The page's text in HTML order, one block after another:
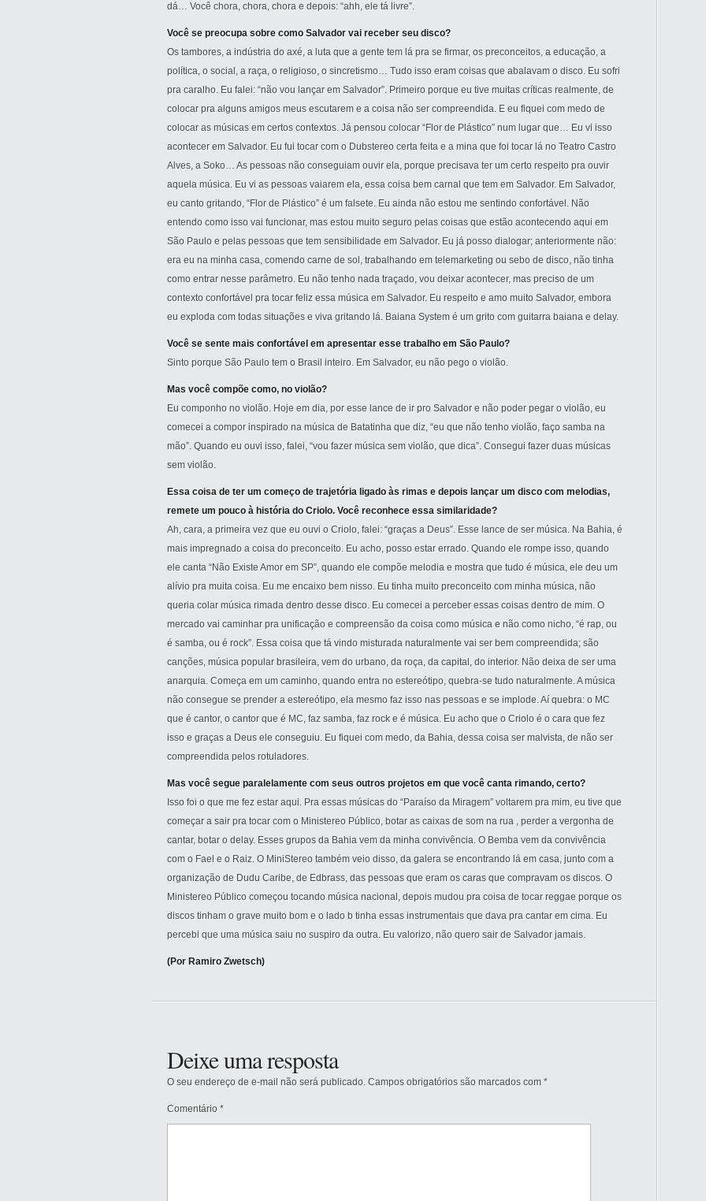
dá… Você chora, chora, chora e depois: “ahh, ele tá livre”.
Você se preocupa sobre como Salvador vai receber seu disco?
Os tambores, a indústria do axé, a luta que a gente tem lá pra se firmar, os preconceitos, a educação, a
política, o social, a raça, o religioso, o sincretismo… Tudo isso eram coisas que abalavam o disco. Eu sofri
pra caralho. Eu falei: “não vou lançar em Salvador”. Primeiro porque eu tive muitas críticas realmente, de
colocar pra alguns amigos meus escutarem e a coisa não ser compreendida. E eu fiquei com medo de
colocar as músicas em certos contextos. Já pensou colocar “Flor de Plástico” num lugar que… Eu vi isso
acontecer em Salvador. Eu fui tocar com o Dubstereo certa feita e a mina que foi tocar lá no Teatro Castro
Alves, a Soko… As pessoas não conseguiam ouvir ela, porque precisava ter um certo respeito pra ouvir
aquela música. Eu vi as pessoas vaiarem ela, essa coisa bem carnal que tem em Salvador. Em Salvador,
eu canto gritando, “Flor de Plástico” é um falsete. Eu ainda não estou me sentindo confortável. Não
entendo como isso vai funcionar, mas estou muito seguro pelas coisas que estão acontecendo aqui em
São Paulo e pelas pessoas que tem sensibilidade em Salvador. Eu já posso dialogar; anteriormente não:
era eu na minha casa, comendo carne de sol, trabalhando em telemarketing ou sebo de disco, não tinha
como entrar nesse parâmetro. Eu não tenho nada traçado, vou deixar acontecer, mas preciso de um
contexto confortável pra tocar feliz essa música em Salvador. Eu respeito e amo muito Salvador, embora
eu exploda com todas situações e viva gritando lá. Baiana System é um grito com guitarra baiana e delay.
Você se sente mais confortável em apresentar esse trabalho em São Paulo?
Sinto porque São Paulo tem o Brasil inteiro. Em Salvador, eu não pego o violão.
Mas você compõe como, no violão?
Eu componho no violão. Hoje em dia, por esse lance de ir pro Salvador e não poder pegar o violão, eu
comecei a compor inspirado na música de Batatinha que diz, “eu que não tenho violão, faço samba na
mão”. Quando eu ouvi isso, falei, “vou fazer música sem violão, que dica”. Consegui fazer duas músicas
sem violão.
Essa coisa de ter um começo de trajetória ligado às rimas e depois lançar um disco com melodias,
remete um pouco à história do Criolo. Você reconhece essa similaridade?
Ah, cara, a primeira vez que eu ouvi o Criolo, falei: “graças a Deus”. Esse lance de ser música. Na Bahia, é
mais impregnado a coisa do preconceito. Eu acho, posso estar errado. Quando ele rompe isso, quando
ele canta “Não Existe Amor em SP”, quando ele compõe melodia e mostra que tudo é música, ele deu um
alívio pra muita coisa. Eu me encaixo bem nisso. Eu tinha muito preconceito com minha música, não
queria colar música rimada dentro desse disco. Eu comecei a perceber essas coisas dentro de mim. O
mercado vai caminhar pra unificação e compreensão da coisa como música e não como nicho, “é rap, ou
é samba, ou é rock”. Essa coisa que tá vindo misturada naturalmente vai ser bem compreendida; são
canções, música popular brasileira, vem do urbano, da roça, da capital, do interior. Não deixa de ser uma
anarquia. Começa em um caminho, quando entra no estereótipo, quebra-se tudo naturalmente. A música
não consegue se prender a estereótipo, ela mesmo faz isso nas pessoas e se implode. Aí quebra: o MC
que é cantor, o cantor que é MC, faz samba, faz rock e é música. Eu acho que o Criolo é o cara que fez
isso e graças a Deus ele conseguiu. Eu fiquei com medo, da Bahia, dessa coisa ser malvista, de não ser
compreendida pelos rotuladores.
Mas você segue paralelamente com seus outros projetos em que você canta rimando, certo?
Isso foi o que me fez estar aqui. Pra essas músicas do “Paraíso da Miragem” voltarem pra mim, eu tive que
começar a sair pra tocar com o Ministereo Público, botar as caixas de som na rua , perder a vergonha de
cantar, botar o delay. Esses grupos da Bahia vem da minha convivência. O Bemba vem da convivência
com o Fael e o Raiz. O MiniStereo também veio disso, da galera se encontrando lá em casa, junto com a
organização de Dudu Caribe, de Edbrass, das pessoas que eram os caras que compravam os discos. O
Ministereo Público começou tocando música nacional, depois mudou pra coisa de tocar reggae porque os
discos tinham o grave muito bom e o lado b tinha essas instrumentais que dava pra cantar em cima. Eu
percebi que uma música saiu no suspiro da outra. Eu valorizo, não quero sair de Salvador jamais.
(Por Ramiro Zwetsch)
Deixe uma resposta
O seu endereço de e-mail não será publicado. Campos obrigatórios são marcados com *
Comentário *